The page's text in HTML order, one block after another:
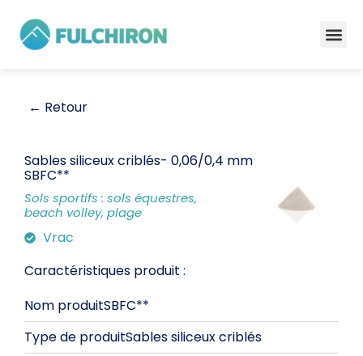
← Retour
Sables siliceux criblés- 0,06/0,4 mm
SBFC**
Sols sportifs : sols équestres,
beach volley, plage
Vrac
Caractéristiques produit :
Nom produitSBFC**
Type de produitSables siliceux criblés